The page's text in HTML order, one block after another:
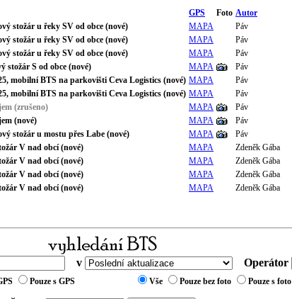
GPS Foto Autor
stožár u řeky SV od obce (nové) MAPA
Páv
stožár u řeky SV od obce (nové) MAPA
Páv
stožár u řeky SV od obce (nové) MAPA
Páv
stožár S od obce (nové) MAPA
Páv
mobilní BTS na parkovišti Ceva Logistics (nové) MAPA
Páv
mobilní BTS na parkovišti Ceva Logistics (nové) MAPA
Páv
(zrušeno) MAPA
Páv
(nové) MAPA
Páv
stožár u mostu přes Labe (nové) MAPA
Páv
V nad obcí (nové) MAPA
Zdeněk Gába
V nad obcí (nové) MAPA
Zdeněk Gába
V nad obcí (nové) MAPA
Zdeněk Gába
V nad obcí (nové) MAPA Zdeněk Gába
v Operátor
Pouze s GPS Vše Pouze bez foto Pouze s foto